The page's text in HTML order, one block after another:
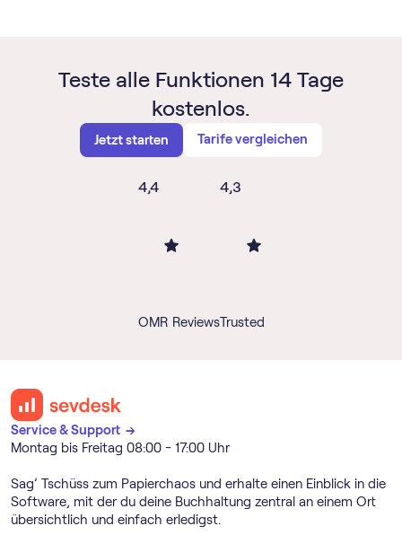
Teste alle Funktionen 14 Tage
kostenlos.
Jetzt starten Tarife vergleichen
4,4
OMR Reviews
4,3
Trusted
Service & Support →
Montag bis Freitag 08:00 - 17:00 Uhr
Sag’ Tschüss zum Papierchaos und erhalte einen Einblick in die
Software, mit der du deine Buchhaltung zentral an einem Ort
übersichtlich und einfach erledigst.